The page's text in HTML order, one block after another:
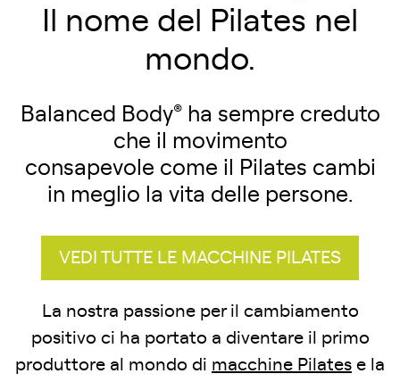
Il nome del Pilates nel
mondo.
Balanced Body®ha sempre creduto
che il movimento
consapevole come il Pilates cambi
in meglio la vita delle persone.
VEDI TUTTE LE MACCHINE PILATES
La nostra passione per il cambiamento
positivo ci ha portato a diventare il primo
produttore al mondo di macchine Pilates e la